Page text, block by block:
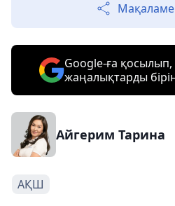
Google-ға қосылып,
жаңалықтарды
Айгерим Тарина
АҚШ